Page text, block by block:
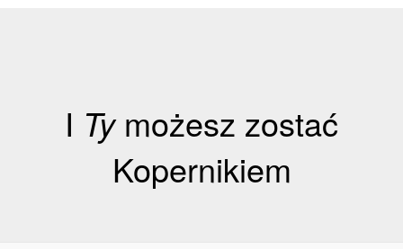
I Tymożesz zostać
Kopernikiem